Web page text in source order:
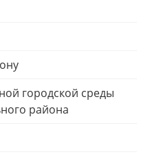
городской среды
района